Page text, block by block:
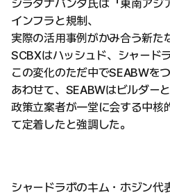
シラタナパンタ氏は「東南アジ
インフラと規制、
実際の活用事例がかみ合う新た
SCBXはハッシュド、シャード
この変化のただ中でSEABWを
あわせて、SEABWはビルダーと
政策立案者が一堂に会する中核
て定着したと強調した。
シャードラボのキム・ホジン代